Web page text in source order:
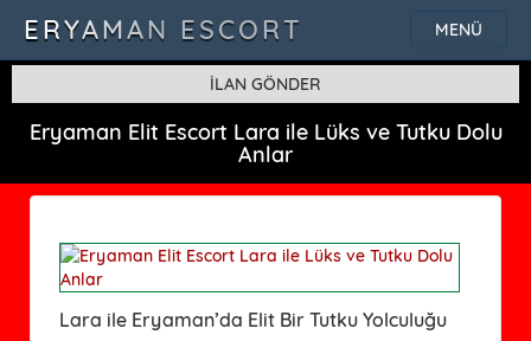
MENÜ
ERYAMAN ESCORT
İLAN GÖNDER
Eryaman Elit Escort Lara ile Lüks ve Tutku Dolu
Anlar
Lara ile Eryaman’da Elit Bir Tutku Yolculuğu